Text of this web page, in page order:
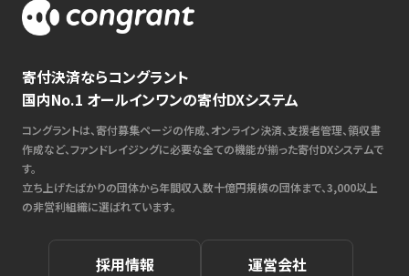
寄付決済ならコングラント
国内No.1 オールインワンの寄付DXシステム
コングラントは、寄付募集ページの作成、オンライン決済、支援者管理、領収書
作成など、ファンドレイジングに必要な全ての機能が揃った寄付DXシステムで
す。
立ち上げたばかりの団体から年間収入数十億円規模の団体まで、3,000以上
の非営利組織に選ばれています。
採用情報 運営会社